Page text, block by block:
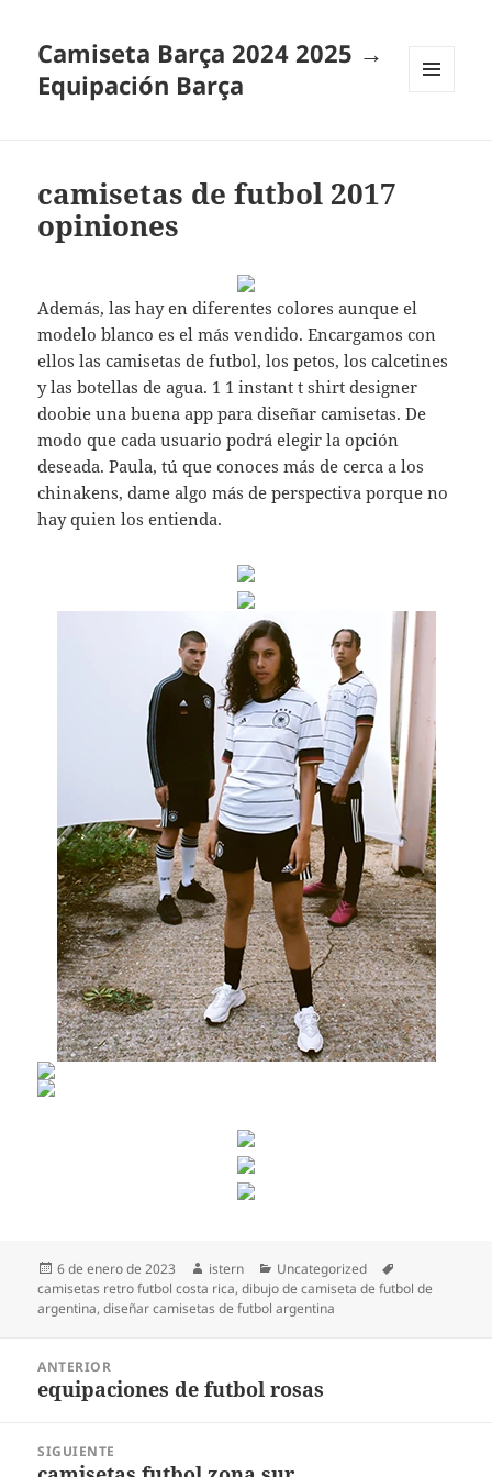
Camiseta Barça 2024 2025 →
Equipación Barça
camisetas de futbol 2017
opiniones
Además, las hay en diferentes colores aunque el
modelo blanco es el más vendido. Encargamos con
ellos las camisetas de futbol, los petos, los calcetines
y las botellas de agua. 1 1 instant t shirt designer
doobie una buena app para diseñar camisetas. De
modo que cada usuario podrá elegir la opción
deseada. Paula, tú que conoces más de cerca a los
chinakens, dame algo más de perspectiva porque no
hay quien los entienda.
Publicado
el
6 de enero de 2023 Autor
istern Categorías
Uncategorized
camisetas retro futbol costa rica,dibujo de camiseta de futbol de
argentina,diseñar camisetas de futbol argentina
entradas
ANTERIOR
Entrada
equipaciones de futbol rosas
SIGUIENTE